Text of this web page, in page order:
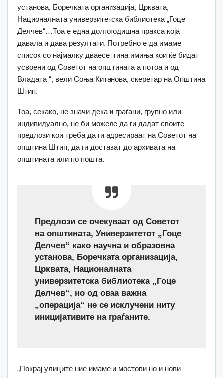
установа, Боречката организација, Црквата,
Националната универзитетска библиотека „Гоце
Делчев“…Тоа е една долгогодишна пракса која
давала и дава резултати. Потребно е да имаме
список со најмалку дваесеттина имиња кои ќе бидат
усвоени од Советот на општината а потоа и од
Владата “, вели Соња Китанова, скеретар на Општина
Штип.
Тоа, секако, не значи дека и граѓани, групно или
индивидуално, не би можеле да ги дадат своите
предлози кои треба да ги адресираат на Советот на
општина Штип, да ги достават до архивата на
општината или по пошта.
Предлози се очекуваат од Советот
на општината, Универзитетот „Гоце
Делчев“ како научна и образовна
установа, Боречката организација,
Црквата, Националната
универзитетска библиотека „Гоце
Делчев“, но од оваа важна
„операција“ не се исклучени ниту
иницијативите на граѓаните.
„Покрај улиците ние имаме и мостови но и нови